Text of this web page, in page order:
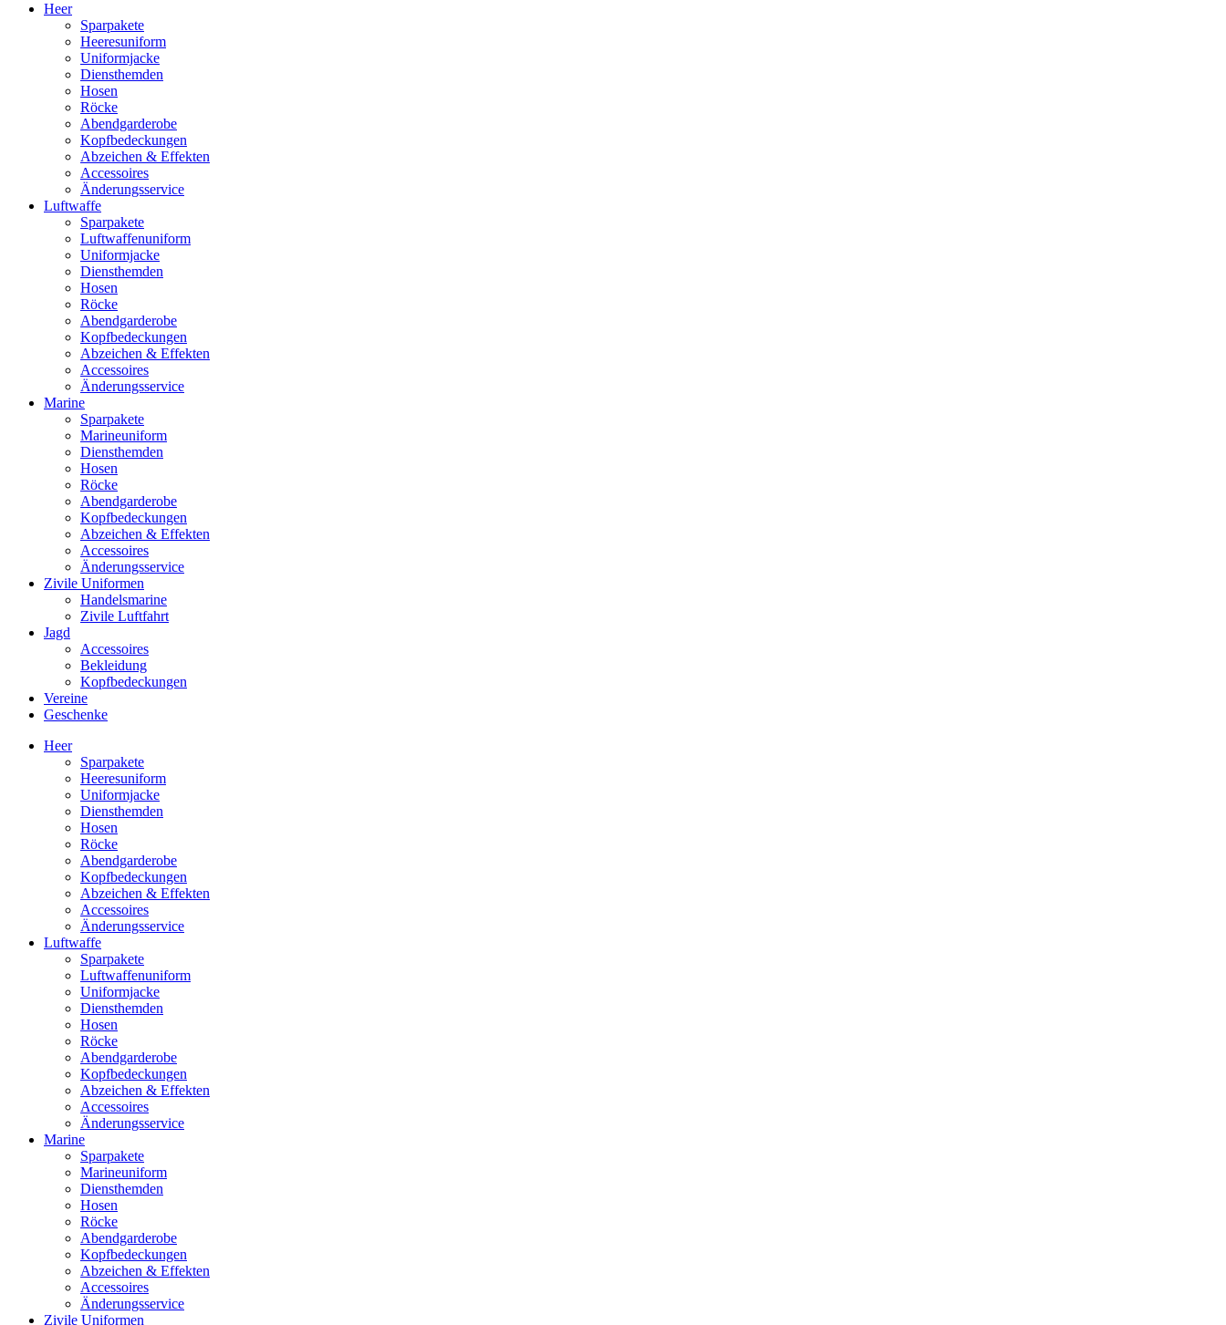
Heer
Sparpakete
Heeresuniform
Uniformjacke
Diensthemden
Hosen
Röcke
Abendgarderobe
Kopfbedeckungen
Abzeichen & Effekten
Accessoires
Änderungsservice
Luftwaffe
Sparpakete
Luftwaffenuniform
Uniformjacke
Diensthemden
Hosen
Röcke
Abendgarderobe
Kopfbedeckungen
Abzeichen & Effekten
Accessoires
Änderungsservice
Marine
Sparpakete
Marineuniform
Diensthemden
Hosen
Röcke
Abendgarderobe
Kopfbedeckungen
Abzeichen & Effekten
Accessoires
Änderungsservice
Zivile Uniformen
Handelsmarine
Zivile Luftfahrt
Jagd
Accessoires
Bekleidung
Kopfbedeckungen
Vereine
Geschenke
Heer
Sparpakete
Heeresuniform
Uniformjacke
Diensthemden
Hosen
Röcke
Abendgarderobe
Kopfbedeckungen
Abzeichen & Effekten
Accessoires
Änderungsservice
Luftwaffe
Sparpakete
Luftwaffenuniform
Uniformjacke
Diensthemden
Hosen
Röcke
Abendgarderobe
Kopfbedeckungen
Abzeichen & Effekten
Accessoires
Änderungsservice
Marine
Sparpakete
Marineuniform
Diensthemden
Hosen
Röcke
Abendgarderobe
Kopfbedeckungen
Abzeichen & Effekten
Accessoires
Änderungsservice
Zivile Uniformen